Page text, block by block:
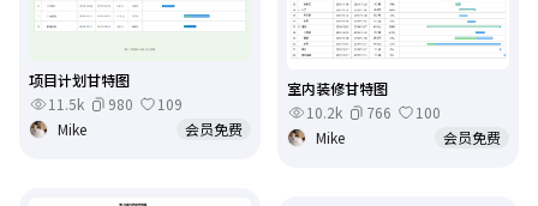
项目计划甘特图
11.5k
980
109
Mike
会员免费
室内装修甘特图
10.2k
766
100
Mike
会员免费